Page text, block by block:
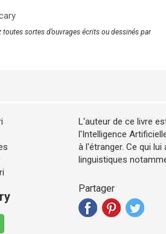
sortes d’ouvrages écrits ou dessinés par
L'auteur de ce livre
l'Intelligence
à l'étranger. Ce qui
linguistiques
Partager